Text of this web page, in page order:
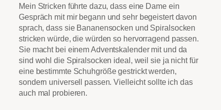
Mein Stricken führte dazu, dass eine Dame ein
Gespräch mit mir begann und sehr begeistert davon
sprach, dass sie Bananensocken und Spiralsocken
stricken würde, die würden so hervorragend passen.
Sie macht bei einem Adventskalender mit und da
sind wohl die Spiralsocken ideal, weil sie ja nicht für
eine bestimmte Schuhgröße gestrickt werden,
sondern universell passen. Vielleicht sollte ich das
auch mal probieren.